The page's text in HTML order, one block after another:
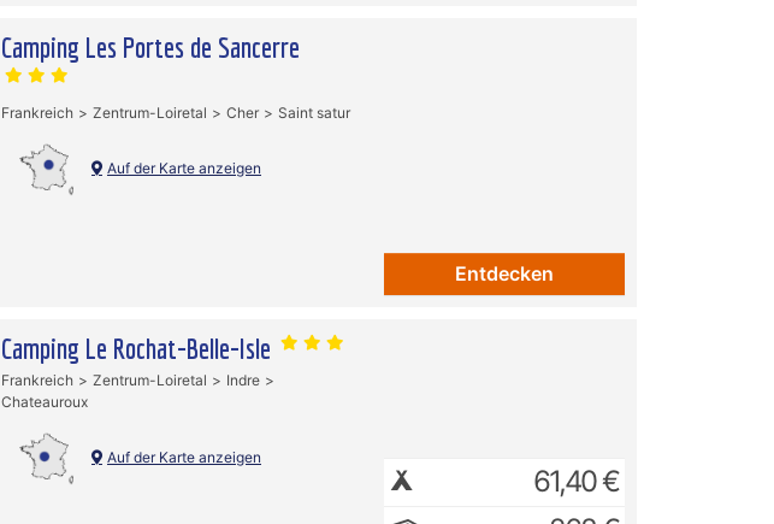
Camping Les Portes de Sancerre
Frankreich Zentrum-Loiretal Cher Saint satur
Auf der Karte anzeigen
Entdecken
Camping Le Rochat-Belle-Isle
Frankreich Zentrum-Loiretal
Indre
Chateauroux
Auf der Karte anzeigen
61,40 €